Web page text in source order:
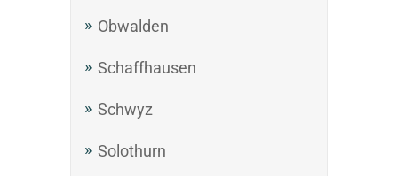
Obwalden
Schaffhausen
Schwyz
Solothurn